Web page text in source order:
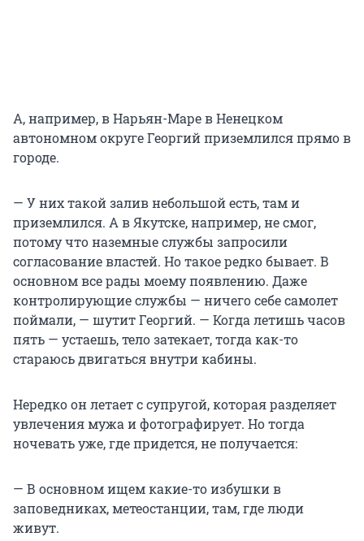
А, например, в Нарьян-Маре в Ненецком
автономном округе Георгий приземлился прямо в
городе.
— У них такой залив небольшой есть, там и
приземлился. А в Якутске, например, не смог,
потому что наземные службы запросили
согласование властей. Но такое редко бывает. В
основном все рады моему появлению. Даже
контролирующие службы — ничего себе самолет
поймали, — шутит Георгий. — Когда летишь часов
пять — устаешь, тело затекает, тогда как-то
стараюсь двигаться внутри кабины.
Нередко он летает с супругой, которая разделяет
увлечения мужа и фотографирует. Но тогда
ночевать уже, где придется, не получается:
— В основном ищем какие-то избушки в
заповедниках, метеостанции, там, где люди
живут.